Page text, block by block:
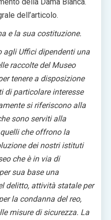
dell’articolo.
e la sua costituzione.
agli Uffici dipendenti una
raccolte del Museo
tenere a disposizione
di particolare interesse
si riferiscono alla
sono serviti alla
che offrono la
dei nostri istituti
che è in via di
sua base una
delitto, attività statale per
la condanna del reo,
misure di sicurezza. La